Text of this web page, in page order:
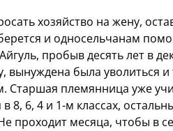
хозяйство на жену,
и односельчанам
пробыв десять лет в
вынуждена была уволиться
племянница уже
8, 6, 4 и 1-м классах,
проходит месяца, чтобы в